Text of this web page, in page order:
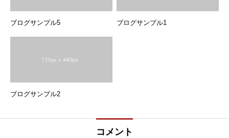
ブログサンプル5 ブログサンプル1
ブログサンプル2
コメント